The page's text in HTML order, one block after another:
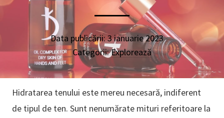
Data publicării:3 ianuarie 2023
Categorii:Explorează
Hidratarea tenului este mereu necesară, indiferent
de tipul de ten. Sunt nenumărate mituri referitoare la